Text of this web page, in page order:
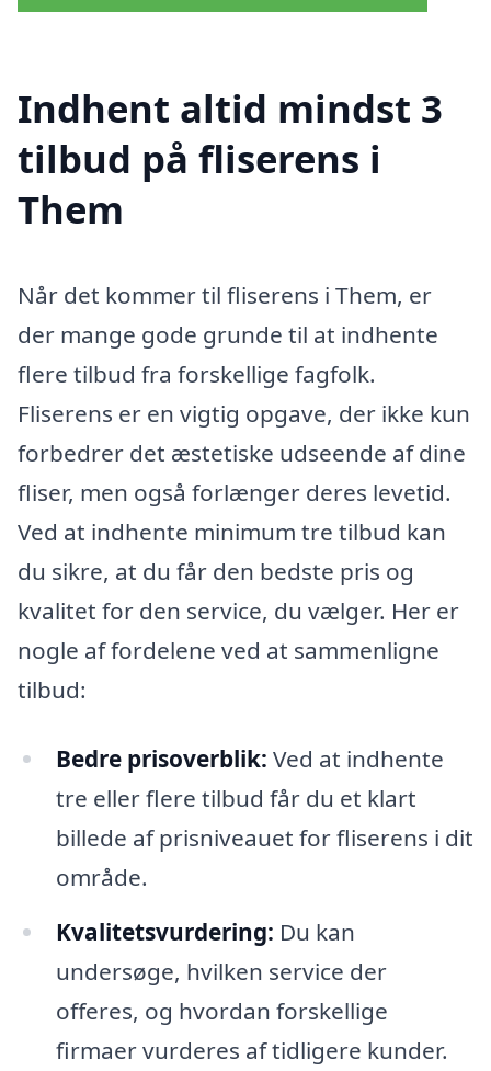
Indhent altid mindst 3
tilbud på fliserens i
Them
Når det kommer til fliserens i Them, er
der mange gode grunde til at indhente
flere tilbud fra forskellige fagfolk.
Fliserens er en vigtig opgave, der ikke kun
forbedrer det æstetiske udseende af dine
fliser, men også forlænger deres levetid.
Ved at indhente minimum tre tilbud kan
du sikre, at du får den bedste pris og
kvalitet for den service, du vælger. Her er
nogle af fordelene ved at sammenligne
tilbud:
Bedre prisoverblik: Ved at indhente
tre eller flere tilbud får du et klart
billede af prisniveauet for fliserens i dit
område.
Kvalitetsvurdering: Du kan
undersøge, hvilken service der
offeres, og hvordan forskellige
firmaer vurderes af tidligere kunder.